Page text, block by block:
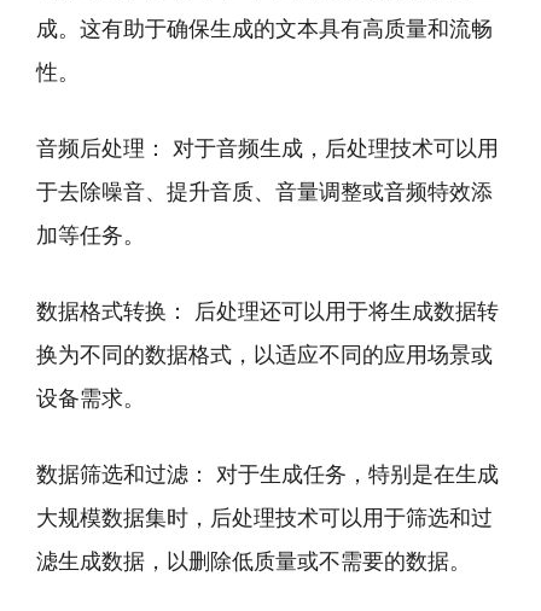
成。这有助于确保生成的文本具有高质量和流畅
性。
音频后处理： 对于音频生成，后处理技术可以用
于去除噪音、提升音质、音量调整或音频特效添
加等任务。
数据格式转换： 后处理还可以用于将生成数据转
换为不同的数据格式，以适应不同的应用场景或
设备需求。
数据筛选和过滤： 对于生成任务，特别是在生成
大规模数据集时，后处理技术可以用于筛选和过
滤生成数据，以删除低质量或不需要的数据。